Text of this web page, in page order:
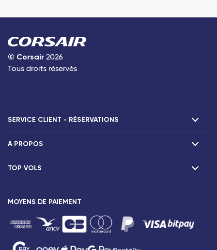
© Corsair 2026
Tous droits réservés
SERVICE CLIENT - RÉSERVATIONS
F.A.Q et contacts
Destinations
A PROPOS
Présentation
Espace presse
Conditions tarifaires
Droits des passagers
TOP VOLS
Vols Paris Saint-Denis
MOYENS DE PAIEMENT